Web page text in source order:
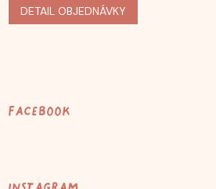
DETAIL OBJEDNÁVKY
Facebook